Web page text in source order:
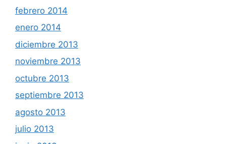
febrero 2014
enero 2014
diciembre 2013
noviembre 2013
octubre 2013
septiembre 2013
agosto 2013
julio 2013